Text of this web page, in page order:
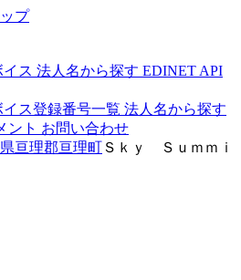
プ
イス 法人名から探す EDINET API
イス登録番号一覧 法人名から探す
ント お問い合わせ
亘理郡亘理町 Ｓｋｙ Ｓｕｍｍｉ